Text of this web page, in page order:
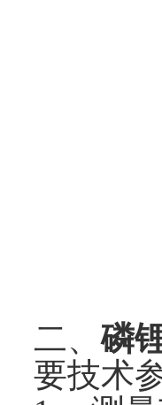
二、磷
要技术